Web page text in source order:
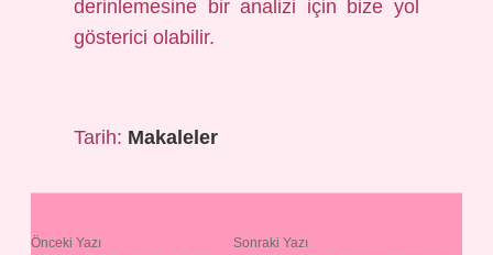
derinlemesine bir analizi için bize yol
gösterici olabilir.
Tarih: Makaleler
Önceki Yazı Sonraki Yazı